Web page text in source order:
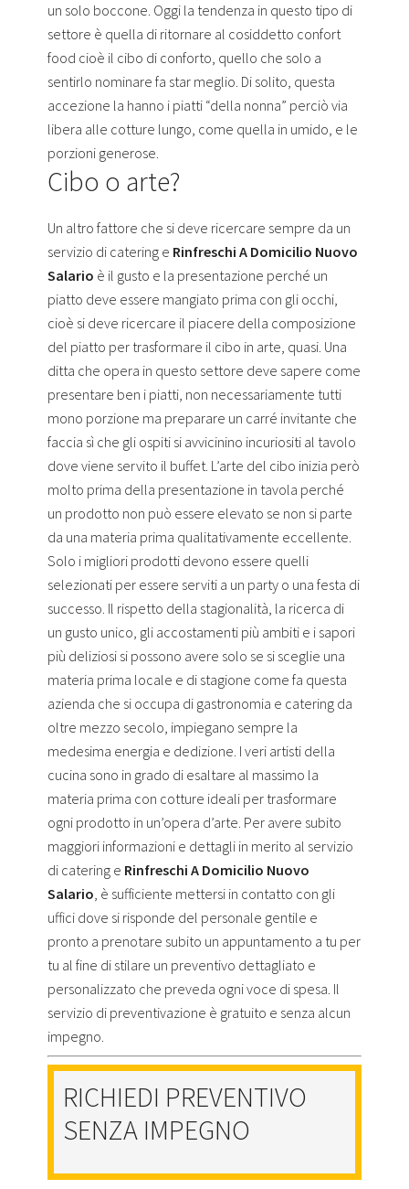
un solo boccone. Oggi la tendenza in questo tipo di
settore è quella di ritornare al cosiddetto confort
food cioè il cibo di conforto, quello che solo a
sentirlo nominare fa star meglio. Di solito, questa
accezione la hanno i piatti “della nonna” perciò via
libera alle cotture lungo, come quella in umido, e le
porzioni generose.
Cibo o arte?
Un altro fattore che si deve ricercare sempre da un
servizio di catering e Rinfreschi A Domicilio Nuovo
Salario è il gusto e la presentazione perché un
piatto deve essere mangiato prima con gli occhi,
cioè si deve ricercare il piacere della composizione
del piatto per trasformare il cibo in arte, quasi. Una
ditta che opera in questo settore deve sapere come
presentare ben i piatti, non necessariamente tutti
mono porzione ma preparare un carré invitante che
faccia sì che gli ospiti si avvicinino incuriositi al tavolo
dove viene servito il buffet. L’arte del cibo inizia però
molto prima della presentazione in tavola perché
un prodotto non può essere elevato se non si parte
da una materia prima qualitativamente eccellente.
Solo i migliori prodotti devono essere quelli
selezionati per essere serviti a un party o una festa di
successo. Il rispetto della stagionalità, la ricerca di
un gusto unico, gli accostamenti più ambiti e i sapori
più deliziosi si possono avere solo se si sceglie una
materia prima locale e di stagione come fa questa
azienda che si occupa di gastronomia e catering da
oltre mezzo secolo, impiegano sempre la
medesima energia e dedizione. I veri artisti della
cucina sono in grado di esaltare al massimo la
materia prima con cotture ideali per trasformare
ogni prodotto in un’opera d’arte. Per avere subito
maggiori informazioni e dettagli in merito al servizio
di catering e Rinfreschi A Domicilio Nuovo
Salario, è sufficiente mettersi in contatto con gli
uffici dove si risponde del personale gentile e
pronto a prenotare subito un appuntamento a tu per
tu al fine di stilare un preventivo dettagliato e
personalizzato che preveda ogni voce di spesa. Il
servizio di preventivazione è gratuito e senza alcun
impegno.
RICHIEDI PREVENTIVO
SENZA IMPEGNO